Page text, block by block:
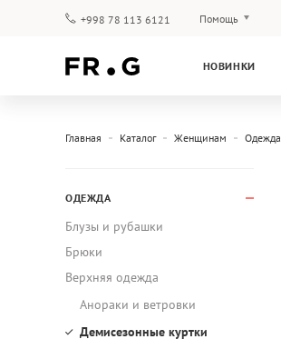
+998 78 113 6121 Помощь
НОВИНКИ
Главная Каталог Женщинам Одежда
ОДЕЖДА
Блузы и рубашки
Брюки
Верхняя одежда
Анораки и ветровки
Демисезонные куртки